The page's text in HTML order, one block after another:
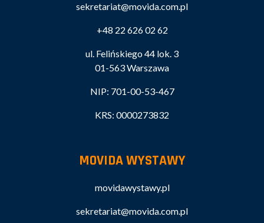
sekretariat@movida.com.pl
+48 22 626 02 62
ul. Felińskiego 44 lok. 3
01-563 Warszawa
NIP: 701-00-53-467
KRS: 0000273832
MOVIDA WYSTAWY
movidawystawy.pl
sekretariat@movida.com.pl